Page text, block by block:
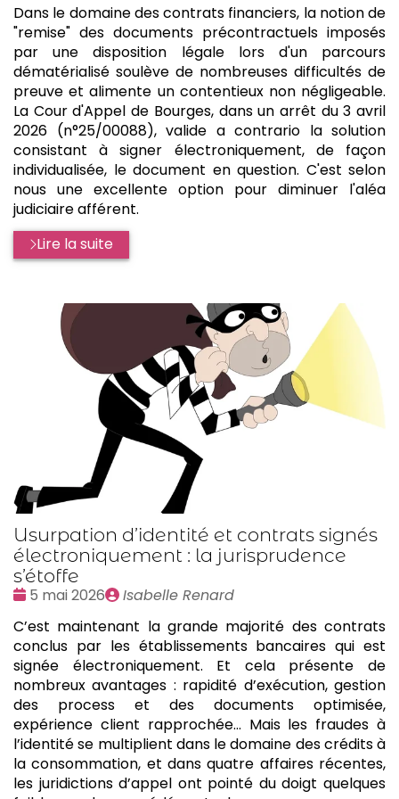
Dans le domaine des contrats financiers, la notion de
"remise" des documents précontractuels imposés
par une disposition légale lors d'un parcours
dématérialisé soulève de nombreuses difficultés de
preuve et alimente un contentieux non négligeable.
La Cour d'Appel de Bourges, dans un arrêt du 3 avril
2026 (n°25/00088), valide a contrario la solution
consistant à signer électroniquement, de façon
individualisée, le document en question. C'est selon
nous une excellente option pour diminuer l'aléa
judiciaire afférent.
Lire la suite
Usurpation d’identité et contrats signés
électroniquement : la jurisprudence
s’étoffe
Date
5 mai 2026
Publié
Isabelle Renard
C’est maintenant la grande majorité des contrats
conclus par les établissements bancaires qui est
signée électroniquement. Et cela présente de
nombreux avantages : rapidité d’exécution, gestion
des process et des documents optimisée,
expérience client rapprochée… Mais les fraudes à
l’identité se multiplient dans le domaine des crédits à
la consommation, et dans quatre affaires récentes,
les juridictions d’appel ont pointé du doigt quelques